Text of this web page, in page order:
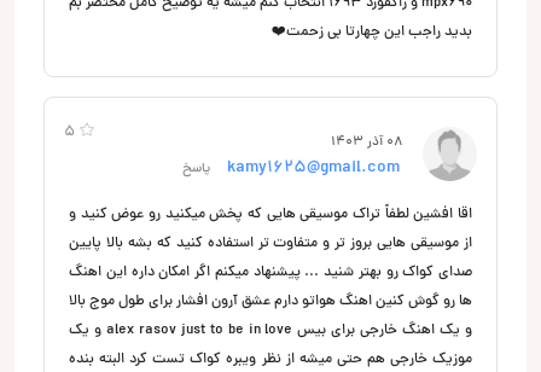
بدید راجب این چهارتا بی زحمت❤️
5 08 آذر 1403
پاسخ
اقا افشین لطفاً تراک موسیقی هایی که پخش میکنید رو عوض کنید و
از موسیقی هایی بروز تر و متفاوت تر استفاده کنید که بشه بالا پایین
صدای کواک رو بهتر شنید ... پیشنهاد میکنم اگر امکان داره این اهنگ
ها رو گوش کنین اهنگ هواتو دارم عشق آرون افشار برای طول موج بالا
و یک اهنگ خارجی برای بیس alex rasov just to be in love و یک
موزیک خارجی هم حتی میشه از نظر ویبره کواک تست کرد البته بنده